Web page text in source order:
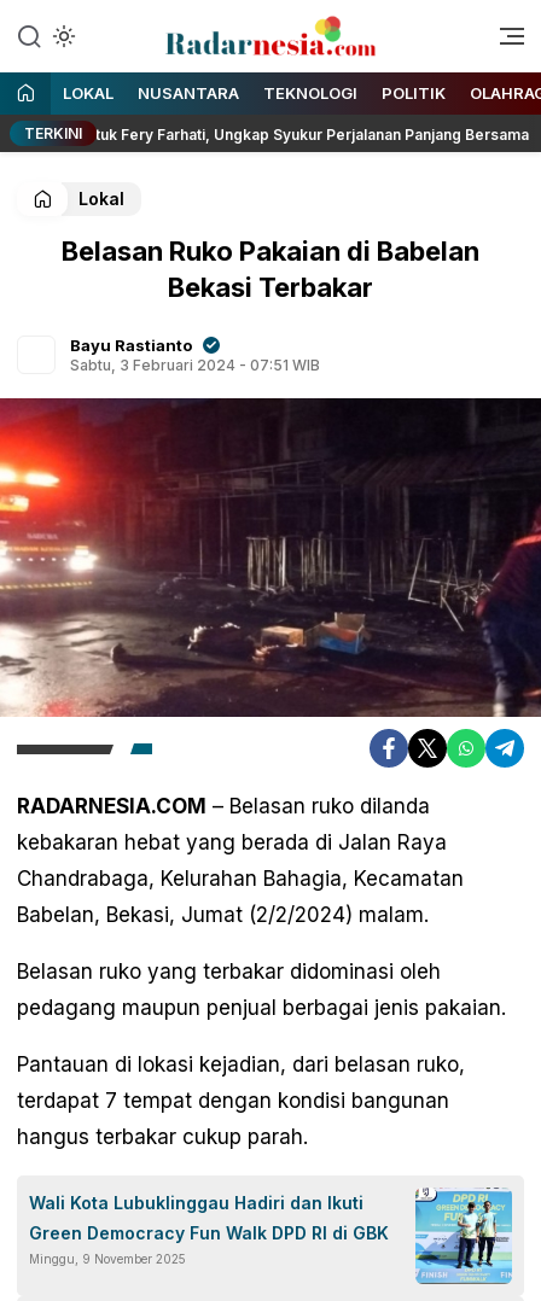
Radarnesia
Enak Dibaca
LOKAL NUSANTARA TEKNOLOGI POLITIK
TERKINI
untuk Fery Farhati, Ungkap Syukur Perjalanan Panjang Bersama
Lokal
Belasan Ruko Pakaian di Babelan
Bekasi Terbakar
Bayu Rastianto
Sabtu, 3 Februari 2024 - 07:51 WIB
RADARNESIA.COM – Belasan ruko dilanda
kebakaran hebat yang berada di Jalan Raya
Chandrabaga, Kelurahan Bahagia, Kecamatan
Babelan, Bekasi, Jumat (2/2/2024) malam.
Belasan ruko yang terbakar didominasi oleh
pedagang maupun penjual berbagai jenis pakaian.
Pantauan di lokasi kejadian, dari belasan ruko,
terdapat 7 tempat dengan kondisi bangunan
hangus terbakar cukup parah.
Wali Kota Lubuklinggau Hadiri dan Ikuti
Green Democracy Fun Walk DPD RI di GBK
Minggu, 9 November 2025